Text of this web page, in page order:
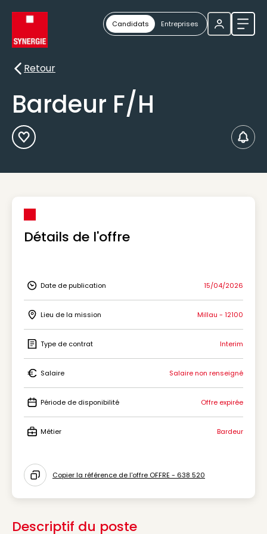
Candidats Entreprises
Retour
Retour
Bardeur F/H
Ajouter aux Favoris
Détails de l'offre
Icon Date de publication
Date de publication 15/04/2026
Icon Lieu de la mission
Lieu de la mission Millau - 12100
Icon Type de contrat
Type de contrat Interim
Icon Salaire
Salaire Salaire non renseigné
Icon Période de disponibilité
Période de disponibilité Offre expirée
Métier Bardeur
Icon copy to clipboard
Copier la référence de l'offre OFFRE - 638 520
Descriptif du poste